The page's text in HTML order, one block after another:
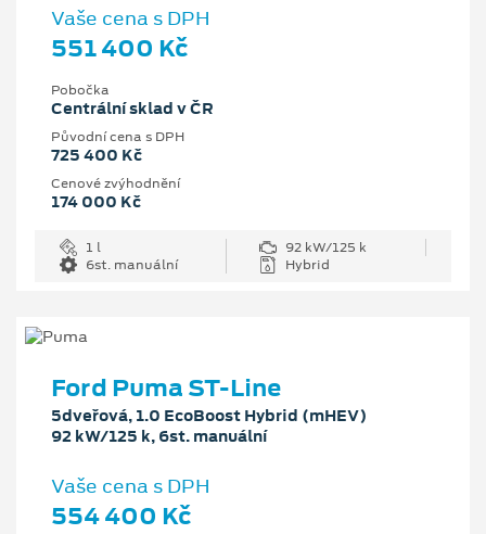
Vaše cena s DPH
551 400 Kč
Pobočka
Centrální sklad v ČR
Původní cena s DPH
725 400 Kč
Cenové zvýhodnění
174 000 Kč
1 l
92 kW/125 k
6st. manuální
Hybrid
Ford Puma ST-Line
5dveřová, 1.0 EcoBoost Hybrid (mHEV)
92 kW/125 k, 6st. manuální
Vaše cena s DPH
554 400 Kč